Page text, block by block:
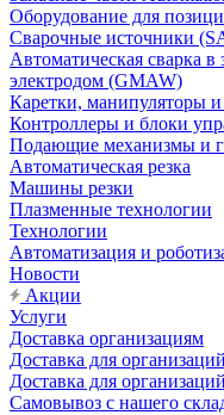
Оборудование для
Сварочные источники
Автоматическая сварка
электродом (GMAW)
Каретки, манипуляторы
Контроллеры и блоки
Подающие механизмы и
Автоматическая резка
Машины резки
Плазменные технологии
Технологии
Автоматизация и
Новости
Акции
Услуги
Доставка организациям
Доставка для
Доставка для
Самовывоз с нашего